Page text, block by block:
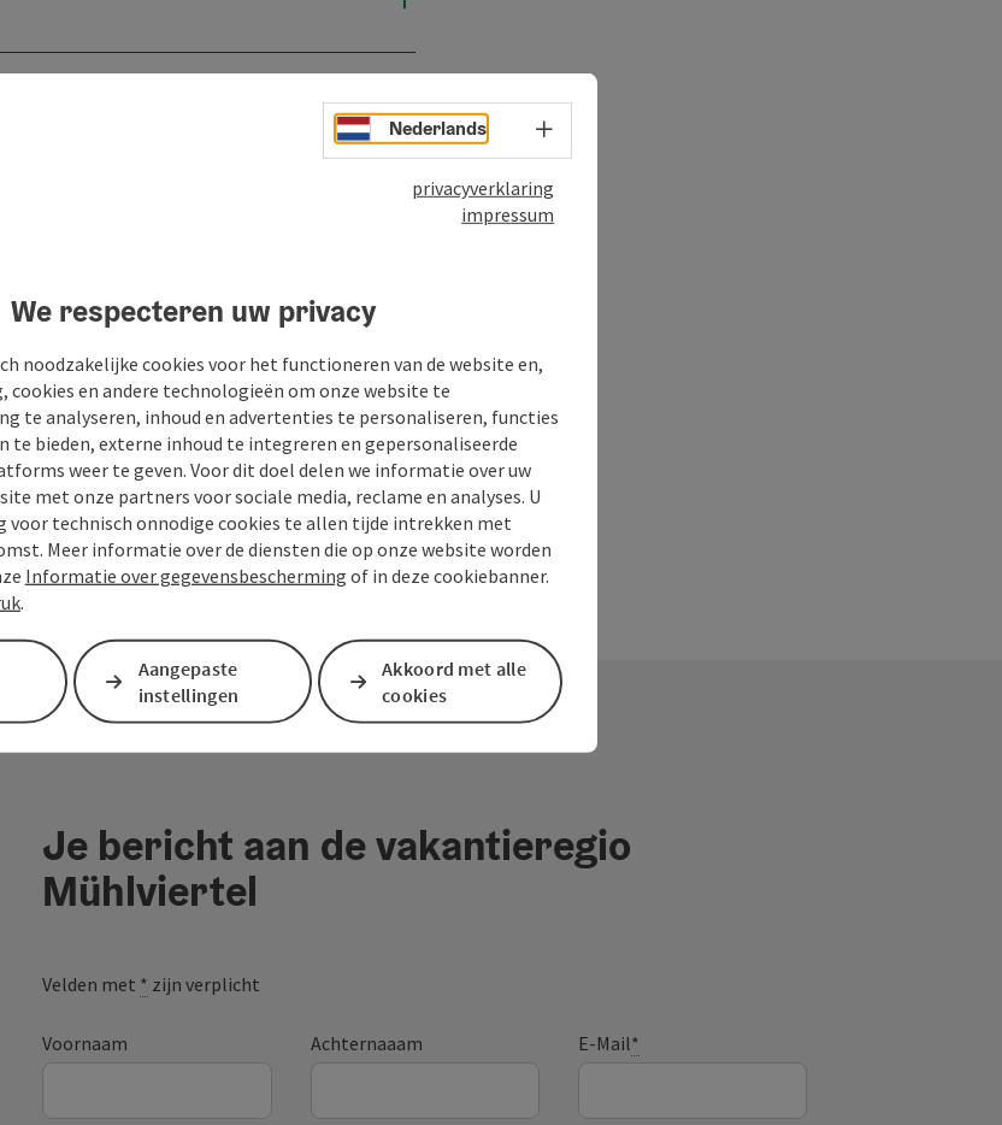
aanmaken Bijdrage printen In de buurt
Je bericht aan de vakantieregio
Mühlviertel
Velden met * zijn verplicht
Voornaam Achternaaam E-Mail*
Nederlands Taalkeuze - menu openen
privacyverklaring
impressum
We respecteren uw privacy
noodzakelijke cookies voor het functioneren van de website en,
en andere technologieën om onze website te
te analyseren, inhoud en advertenties te personaliseren, functies
te bieden, externe inhoud te integreren en gepersonaliseerde
weer te geven. Voor dit doel delen we informatie over uw
met onze partners voor sociale media, reclame en analyses. U
voor technisch onnodige cookies te allen tijde intrekken met
Meer informatie over de diensten die op onze website worden
Informatie over gegevensbescherming of in deze cookiebanner.
.
Aangepaste
instellingen
Akkoord met alle
cookies